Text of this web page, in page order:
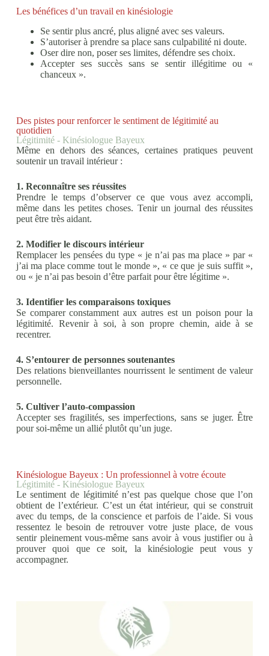
Les bénéfices d’un travail en kinésiologie
Se sentir plus ancré, plus aligné avec ses valeurs.
S’autoriser à prendre sa place sans culpabilité ni doute.
Oser dire non, poser ses limites, défendre ses choix.
Accepter ses succès sans se sentir illégitime ou «
chanceux ».
Des pistes pour renforcer le sentiment de légitimité au
quotidien
Légitimité - Kinésiologue Bayeux
Même en dehors des séances, certaines pratiques peuvent
soutenir un travail intérieur :
1. Reconnaître ses réussites
Prendre le temps d’observer ce que vous avez accompli,
même dans les petites choses. Tenir un journal des réussites
peut être très aidant.
2. Modifier le discours intérieur
Remplacer les pensées du type « je n’ai pas ma place » par «
j’ai ma place comme tout le monde », « ce que je suis suffit »,
ou « je n’ai pas besoin d’être parfait pour être légitime ».
3. Identifier les comparaisons toxiques
Se comparer constamment aux autres est un poison pour la
légitimité. Revenir à soi, à son propre chemin, aide à se
recentrer.
4. S’entourer de personnes soutenantes
Des relations bienveillantes nourrissent le sentiment de valeur
personnelle.
5. Cultiver l’auto-compassion
Accepter ses fragilités, ses imperfections, sans se juger. Être
pour soi-même un allié plutôt qu’un juge.
Kinésiologue Bayeux : Un professionnel à votre écoute
Légitimité - Kinésiologue Bayeux
Le sentiment de légitimité n’est pas quelque chose que l’on
obtient de l’extérieur. C’est un état intérieur, qui se construit
avec du temps, de la conscience et parfois de l’aide. Si vous
ressentez le besoin de retrouver votre juste place, de vous
sentir pleinement vous-même sans avoir à vous justifier ou à
prouver quoi que ce soit, la kinésiologie peut vous y
accompagner.